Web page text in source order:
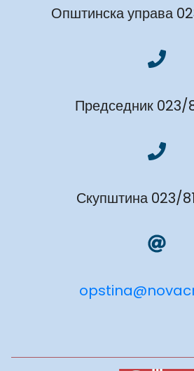
Општинска управа
Председник 023/
Скупштина 023/